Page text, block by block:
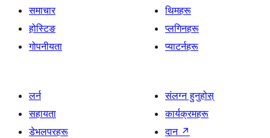
समाचार
होस्टिङ
गोपनीयता
थिमहरू
प्लगिनहरू
प्याटर्नहरू
लर्न
सहायता
डेभलपरहरू
संलग्न हुनुहोस्
कार्यक्रमहरू
दान ↗